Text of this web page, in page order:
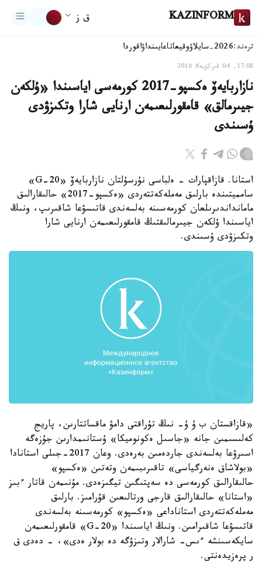
KAZINFORM ق ز
ترەند:2026-سايلاۋ وقيعاتاعايىنداۋاقوردا
17:08, 04 قىركۇيەك 2016
نازاربايەۆ ەكسپو-2017 كورمەسى اياسىندا «ۇلكەن
جيىرمالق» قامقورلىعىمەن ارنايى شارا وتكىزۋدى
ۇسىندى
استانا. قازاقپارات - ەلباسى نۇرسۇلتان نازاربايەۆ «G-20»
سامميتىندە بارلىق مەملەكەتتەردى «ەكسپو-2017» حالىقارالىق
مامانداندىرىلعان كورمەسىنە بەلسەندى قاتىسۋعا شاقىرىپ، ونىڭ
اياسىندا ۇلكەن جيىرمالىقتىڭ قامقورلىعىمەن ارنايى شارا
وتكىزۋدى ۇسىندى.
«قازاقستان ب ۇ ۇ- نىڭ تۇراقتى دامۋ ماقساتتارىن، پاريج
كەلىسىمىن جانە «جاسىل ەكونوميكا» ۇستانىمدارىن جۇزەگە
اسىرۋعا بەلسەندى جاردەمىن بەرەدى. وعان 2017-جىلى استانادا
«بولاشاق ەنەرگياسى» تاقىرىبىمەن وتەتىن «ەكسپو»
حالىقارالىق كورمەسى دە سەپتىگىن تيگىزەدى. مۇنىمەن قاتار ءبىز
«استانا» حالىقارالىق قارجى ورتالىعىن قۇرامىز. بارلىق
مەملەكەتتەردى استاناداعى «ەكسپو» كورمەسىنە بەلسەندى
قاتىسۋعا شاقىرامىن. ونىڭ اياسىندا «G-20» قامقورلىعىمەن
سايكەسىنشە ءىس- شارالار وتىزۋگە دە بولار ەدى»، - دەدى ق
ر پرەزيدەنتى.